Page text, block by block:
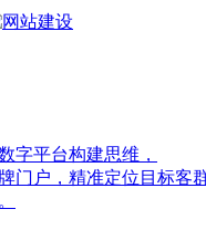
字平台构建思维，
门户，精准定位目标客